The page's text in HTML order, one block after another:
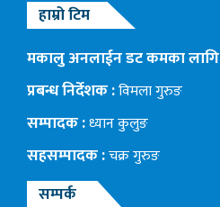
हाम्रो टिम
मकालु अनलाईन डट कमका लागि
प्रबन्ध निर्देशक :विमला गुरुङ
सम्पादक :ध्यान कुलुङ
सहसम्पादक :चक्र गुरुङ
सम्पर्क